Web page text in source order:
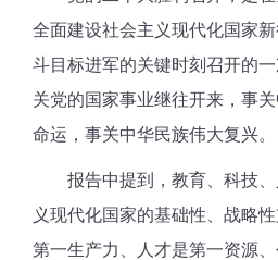
全面建设社会主义现代化国家
斗目标进军的关键时刻召开的一
关党的国家事业继往开来，事
命运，事关中华民族伟大复兴。
报告中提到，教育、科技
义现代化国家的基础性、战略
第一生产力、人才是第一资源